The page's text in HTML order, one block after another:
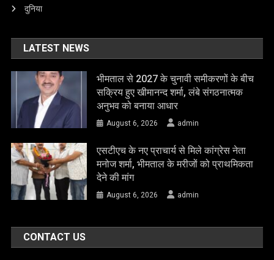
दुनिया
LATEST NEWS
भीमताल से 2027 के चुनावी समीकरणों के बीच
सक्रिय हुए खीमानन्द शर्मा, लंबे संगठनात्मक
अनुभव को बनाया आधार
August 6, 2026 admin
एसटीएच के नए प्राचार्य से मिले कांग्रेस नेता
मनोज शर्मा, भीमताल के मरीजों को प्राथमिकता
देने की मांग
August 6, 2026 admin
CONTACT US